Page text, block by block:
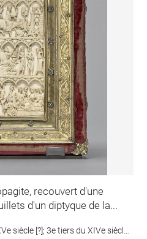
recouvert d'une
d'un diptyque de la...
siècle [?]; 3e tiers du XIVe siècle